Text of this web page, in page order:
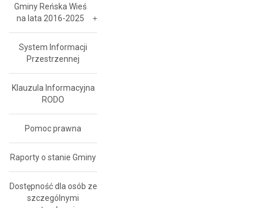
Gminy Reńska Wieś
na lata 2016-2025
System Informacji
Przestrzennej
Klauzula Informacyjna
RODO
Pomoc prawna
Raporty o stanie Gminy
Dostępność dla osób ze
szczególnymi